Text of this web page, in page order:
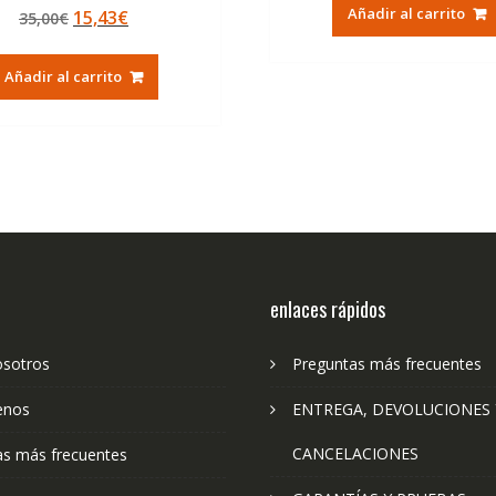
5.00
de 5
35,00€ El
original
era:
15,43€El
actual
es:
Añadir al carrito
era:
es:
Añadir al carrito
más frecuentes
enlaces rápidos
Preguntas más frecuentes
ENTREGA, DEVOLUCIONES
CANCELACIONES